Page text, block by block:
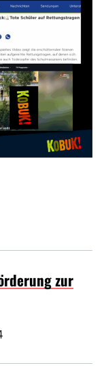
zur